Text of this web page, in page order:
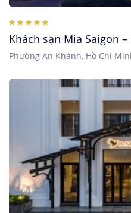
Khách sạn Mia Saigon
Phường An Khánh, Hồ Chí